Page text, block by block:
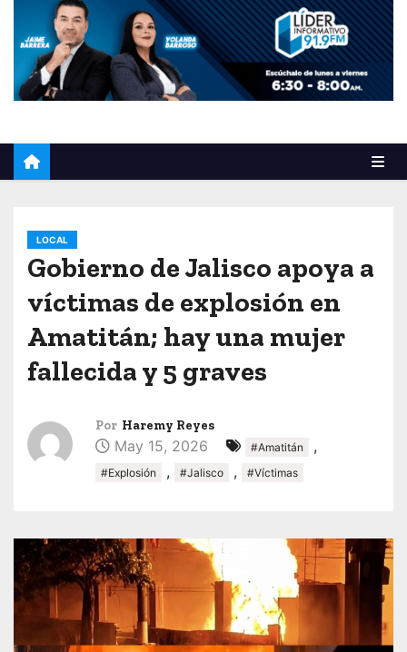
LOCAL
Gobierno de Jalisco apoya a
víctimas de explosión en
Amatitán; hay una mujer
fallecida y 5 graves
Por Haremy Reyes
May 15, 2026 #Amatitán ,
#Explosión , #Jalisco , #Víctimas